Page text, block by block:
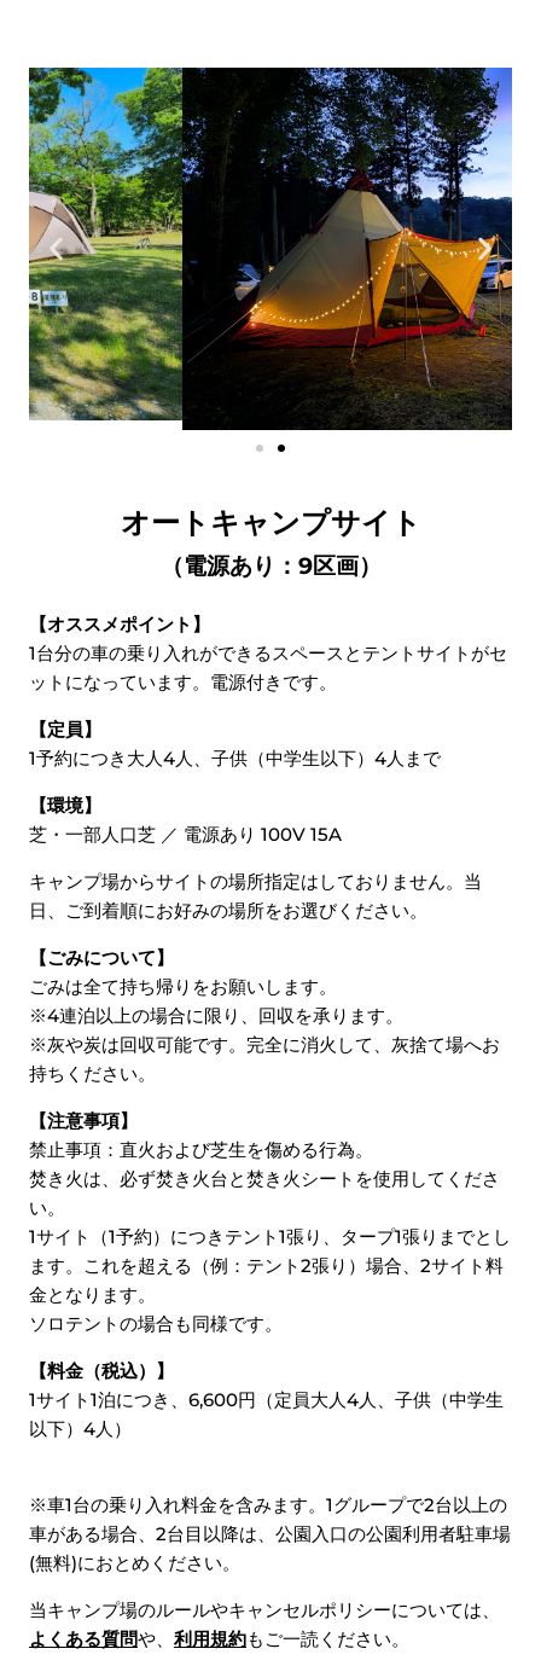
オートキャンプサイト
（電源あり：9区画）
【オススメポイント】
1台分の車の乗り入れができるスペースとテントサイトがセ
ットになっています。電源付きです。
【定員】
1予約につき大人4人、子供（中学生以下）4人まで
【環境】
芝・一部人口芝 ／ 電源あり 100V 15A
キャンプ場からサイトの場所指定はしておりません。当
日、ご到着順にお好みの場所をお選びください。
【ごみについて】
ごみは全て持ち帰りをお願いします。
※4連泊以上の場合に限り、回収を承ります。
※灰や炭は回収可能です。完全に消火して、灰捨て場へお
持ちください。
【注意事項】
禁止事項：直火および芝生を傷める行為。
焚き火は、必ず焚き火台と焚き火シートを使用してくださ
い。
1サイト（1予約）につきテント1張り、タープ1張りまでとし
ます。これを超える（例：テント2張り）場合、2サイト料
金となります。
ソロテントの場合も同様です。
【料金（税込）】
1サイト1泊につき、6,600円（定員大人4人、子供（中学生
以下）4人）
※車1台の乗り入れ料金を含みます。1グループで2台以上の
車がある場合、2台目以降は、公園入口の公園利用者駐車場
(無料)におとめください。
当キャンプ場のルールやキャンセルポリシーについては、
よくある質問や、 利用規約もご一読ください。